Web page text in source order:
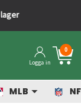
Logga in
0
MLB